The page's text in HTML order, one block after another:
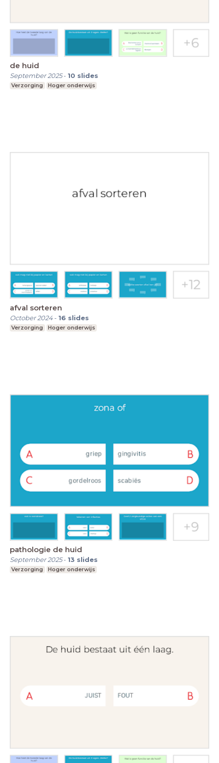
de huid
September 2025- 10 slides
Verzorging Hoger onderwijs
afval sorteren
October 2024- 16 slides
Verzorging Hoger onderwijs
pathologie de huid
September 2025- 13 slides
Verzorging Hoger onderwijs